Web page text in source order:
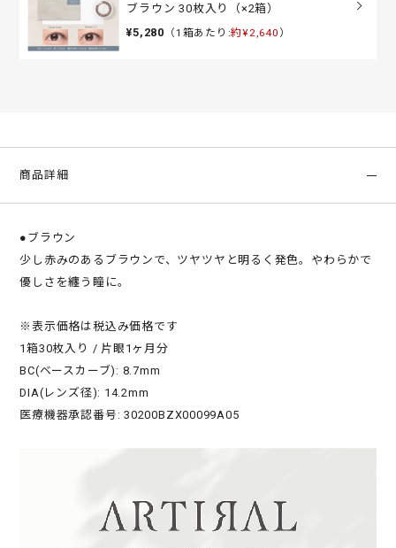
ブラウン 30枚入り（×2箱）
¥5,280 （1箱あたり:約¥2,640 ）
商品詳細
●ブラウン
少し赤みのあるブラウンで、ツヤツヤと明るく発色。やわらかで
優しさを纏う瞳に。
※表示価格は税込み価格です
1箱30枚入り / 片眼1ヶ月分
BC(ベースカーブ): 8.7mm
DIA(レンズ径): 14.2mm
医療機器承認番号: 30200BZX00099A05